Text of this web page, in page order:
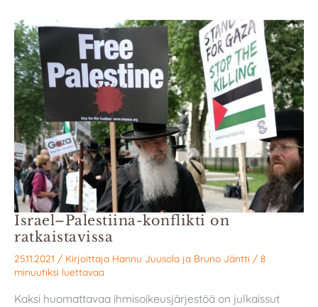
Israel–Palestiina-konflikti on
ratkaistavissa
25.11.2021 / Kirjoittaja Hannu Juusola ja Bruno Jäntti / 8
minuutiksi luettavaa
Kaksi huomattavaa ihmisoikeusjärjestöä on julkaissut